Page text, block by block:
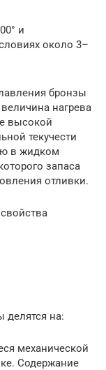
и
около 3–
бронзы
нагрева
высокой
текучести
в жидком
запаса
отливки.
делятся на:
механической
Содержание